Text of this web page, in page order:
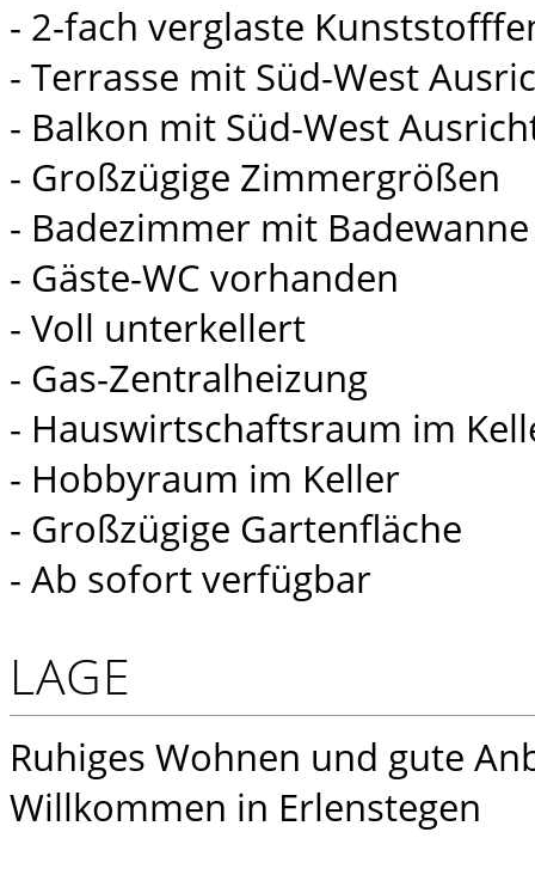
- 2-fach verglaste
- Terrasse mit Süd-West
- Balkon mit Süd-West
- Großzügige Zimmergrößen
- Badezimmer mit
- Gäste-WC vorhanden
- Voll unterkellert
- Gas-Zentralheizung
- Hauswirtschaftsraum im
- Hobbyraum im Keller
- Großzügige Gartenfläche
- Ab sofort verfügbar
LAGE
Ruhiges Wohnen und gute
Willkommen in Erlenstegen